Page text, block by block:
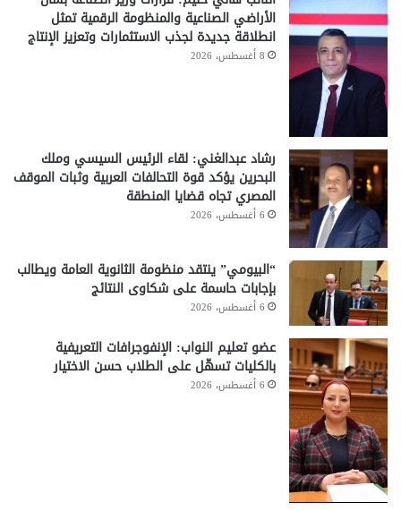
الأراضي الصناعية والمنظومة الرقمية تمثل
انطلاقة جديدة لجذب الاستثمارات وتعزيز الإنتاج
8 أغسطس، 2026
رشاد عبدالغني: لقاء الرئيس السيسي وملك
البحرين يؤكد قوة التحالفات العربية وثبات الموقف
المصري تجاه قضايا المنطقة
6 أغسطس، 2026
“البيومي” ينتقد منظومة الثانوية العامة ويطالب
بإجابات حاسمة على شكاوى النتائج
6 أغسطس، 2026
عضو تعليم النواب: الإنفوجرافات التعريفية
بالكليات تسهّل على الطلاب حسن الاختيار
6 أغسطس، 2026